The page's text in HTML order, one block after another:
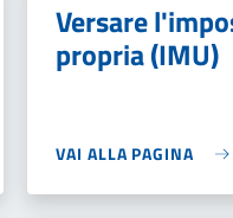
Versare
propria (IMU)
VAI ALLA PAGINA